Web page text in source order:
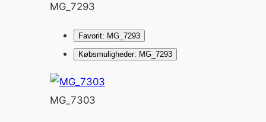
MG_7293
Favorit: MG_7293
Købsmuligheder: MG_7293
MG_7303